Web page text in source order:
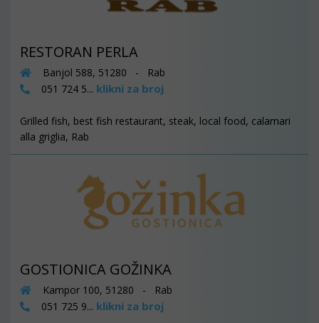
RESTORAN PERLA
Banjol 588, 51280 - Rab
051 724 5... klikni za broj
Grilled fish, best fish restaurant, steak, local food, calamari
alla griglia, Rab
GOSTIONICA GOŽINKA
Kampor 100, 51280 - Rab
051 725 9... klikni za broj